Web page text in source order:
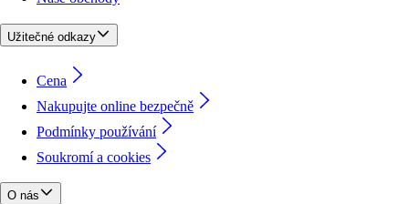
Užitečné odkazy
Cena
Nakupujte online bezpečně
Podmínky používání
Soukromí a cookies
O nás